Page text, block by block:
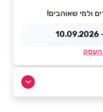
ולמי שאוהבים!
העסק